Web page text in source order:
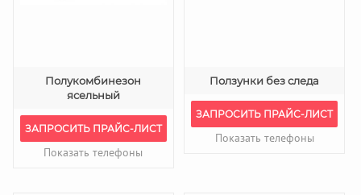
Полукомбинезон
ясельный
ЗАПРОСИТЬ ПРАЙС-ЛИСТ
Показать телефоны
Ползунки без следа
ЗАПРОСИТЬ ПРАЙС-ЛИСТ
Показать телефоны